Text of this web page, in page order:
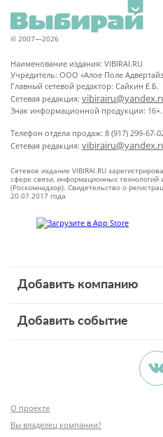
© 2007—2026
Наименование издания: VIBIRAI.RU
Учредитель: ООО «Алое Поле
Главный сетевой редактор: Сайкин Е.Б.
Сетевая редакция:
Знак информационной продукции: 16+.
Телефон отдела продаж: 8 (917) 299-67-
Сетевая редакция:
Сетевое издание VIBIRAI.RU
сфере связи, информационных
(Роскомнадзор). Свидетельство о
20.07.2017 года
Добавить компанию
Добавить событие
О проекте
Вы владелец компании?